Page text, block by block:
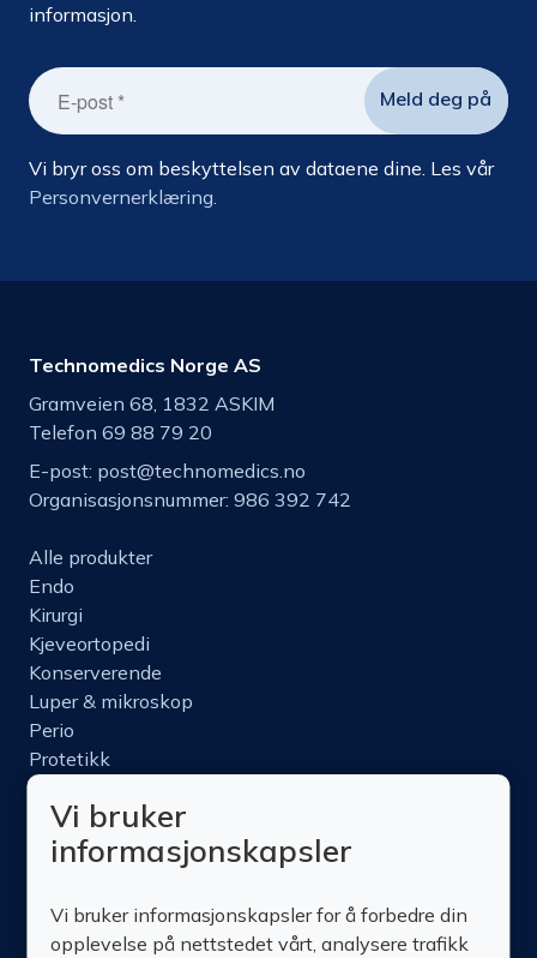
informasjon.
Vi bryr oss om beskyttelsen av dataene dine. Les vår
Personvernerklæring.
Technomedics Norge AS
Gramveien 68, 1832 ASKIM
Telefon 69 88 79 20
E-post: post@technomedics.no
Organisasjonsnummer: 986 392 742
Alle produkter
Endo
Kirurgi
Kjeveortopedi
Konserverende
Luper & mikroskop
Perio
Protetikk
Roterende
Nettbutikk
Produktinfo
Om oss
Kontakt oss
Vi bruker
informasjonskapsler
Vi bruker informasjonskapsler for å forbedre din
opplevelse på nettstedet vårt, analysere trafikk